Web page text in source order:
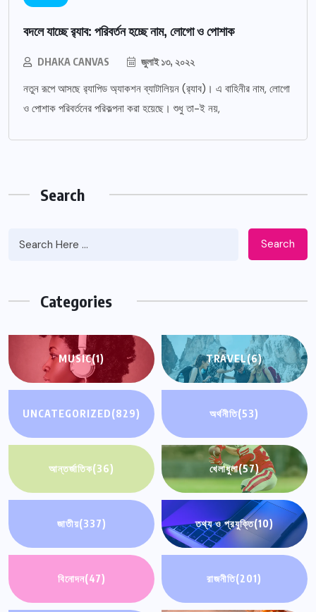
বদলে যাচ্ছে র‌্যাব: পরিবর্তন হচ্ছে নাম, লোগো ও পোশাক
DHAKA CANVAS জুলাই ১৩, ২০২২
নতুন রূপে আসছে র‌্যাপিড অ্যাকশন ব্যাটালিয়ন (র‌্যাব)। এ বাহিনীর নাম, লোগো
ও পোশাক পরিবর্তনের পরিকল্পনা করা হয়েছে। শুধু তা-ই নয়,
Search
Search
Categories
MUSIC(1) TRAVEL(6)
UNCATEGORIZED(829) অর্থনীতি(53)
আন্তর্জাতিক(36) খেলাধুলা(57)
জাতীয়(337) তথ্য ও প্রযুক্তি(10)
বিনোদন(47) রাজনীতি(201)